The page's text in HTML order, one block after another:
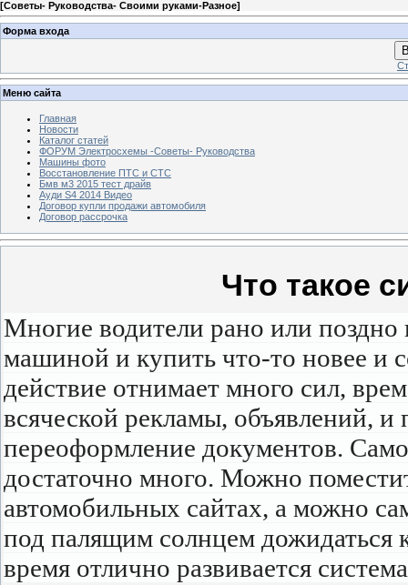
[Советы- Руководства- Своими руками-Разное]
Форма входа
Меню сайта
Главная
Новости
Каталог статей
ФОРУМ Электросхемы -Советы- Руководства
Машины фото
Восстановление ПТС и СТС
Бмв м3 2015 тест драйв
Ауди S4 2014 Видео
Договор купли продажи автомобиля
Договор рассрочка
Что такое
Многие водители рано или поздно
машиной и купить что-то новее и
действие отнимает много сил,
всяческой рекламы, объявлений,
переоформление документов.
достаточно много. Можно
автомобильных сайтах, а можно
под палящим солнцем
время отлично развивается